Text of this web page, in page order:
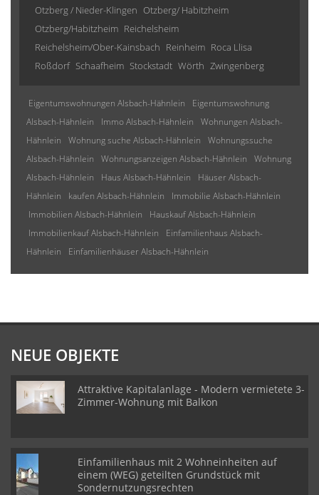
Otzberg / Nieder-Klingen Otzberg/ Habitzheim
Otzberg/Habitzheim Reichelsheim
Reichelsheim/Ober-Kainsbach Reinheim Roca Llisa
Roßdorf Schaafheim Stockstadt Wörth Zwingenberg
Eigentumswohnungen Alsbach-Hähnlein
Eigentumswohnung
Alsbach-Hähnlein
Immo Alsbach-Hähnlein
Wohnungen Alsbach-
Hähnlein
Wohnung suche Alsbach-Hähnlein
Wohnungssuche
Alsbach-Hähnlein
Wohnungsanzeigen Alsbach-Hähnlein
Wohnung
Alsbach-Hähnlein
Haus Alsbach-Hähnlein
Häuser Alsbach-
Hähnlein
kaufen Alsbach-Hähnlein
Immobilie Alsbach-Hähnlein
Immobilien Alsbach-Hähnlein
Hauskauf Alsbach-Hähnlein
Immobilienkauf Alsbach-Hähnlein
Einfamilienhaus Alsbach-
Hähnlein
Einfamilienhäuser Alsbach-Hähnlein
NEUE OBJEKTE
Attraktive Kapitalanlage - Modern vermietete 3-
Zimmer-Wohnung mit Balkon
Einfamilienhaus mit 2 Wohneinheiten auf
einem (WEG) geteilten Grundstück mit
Sondernutzungsrechten